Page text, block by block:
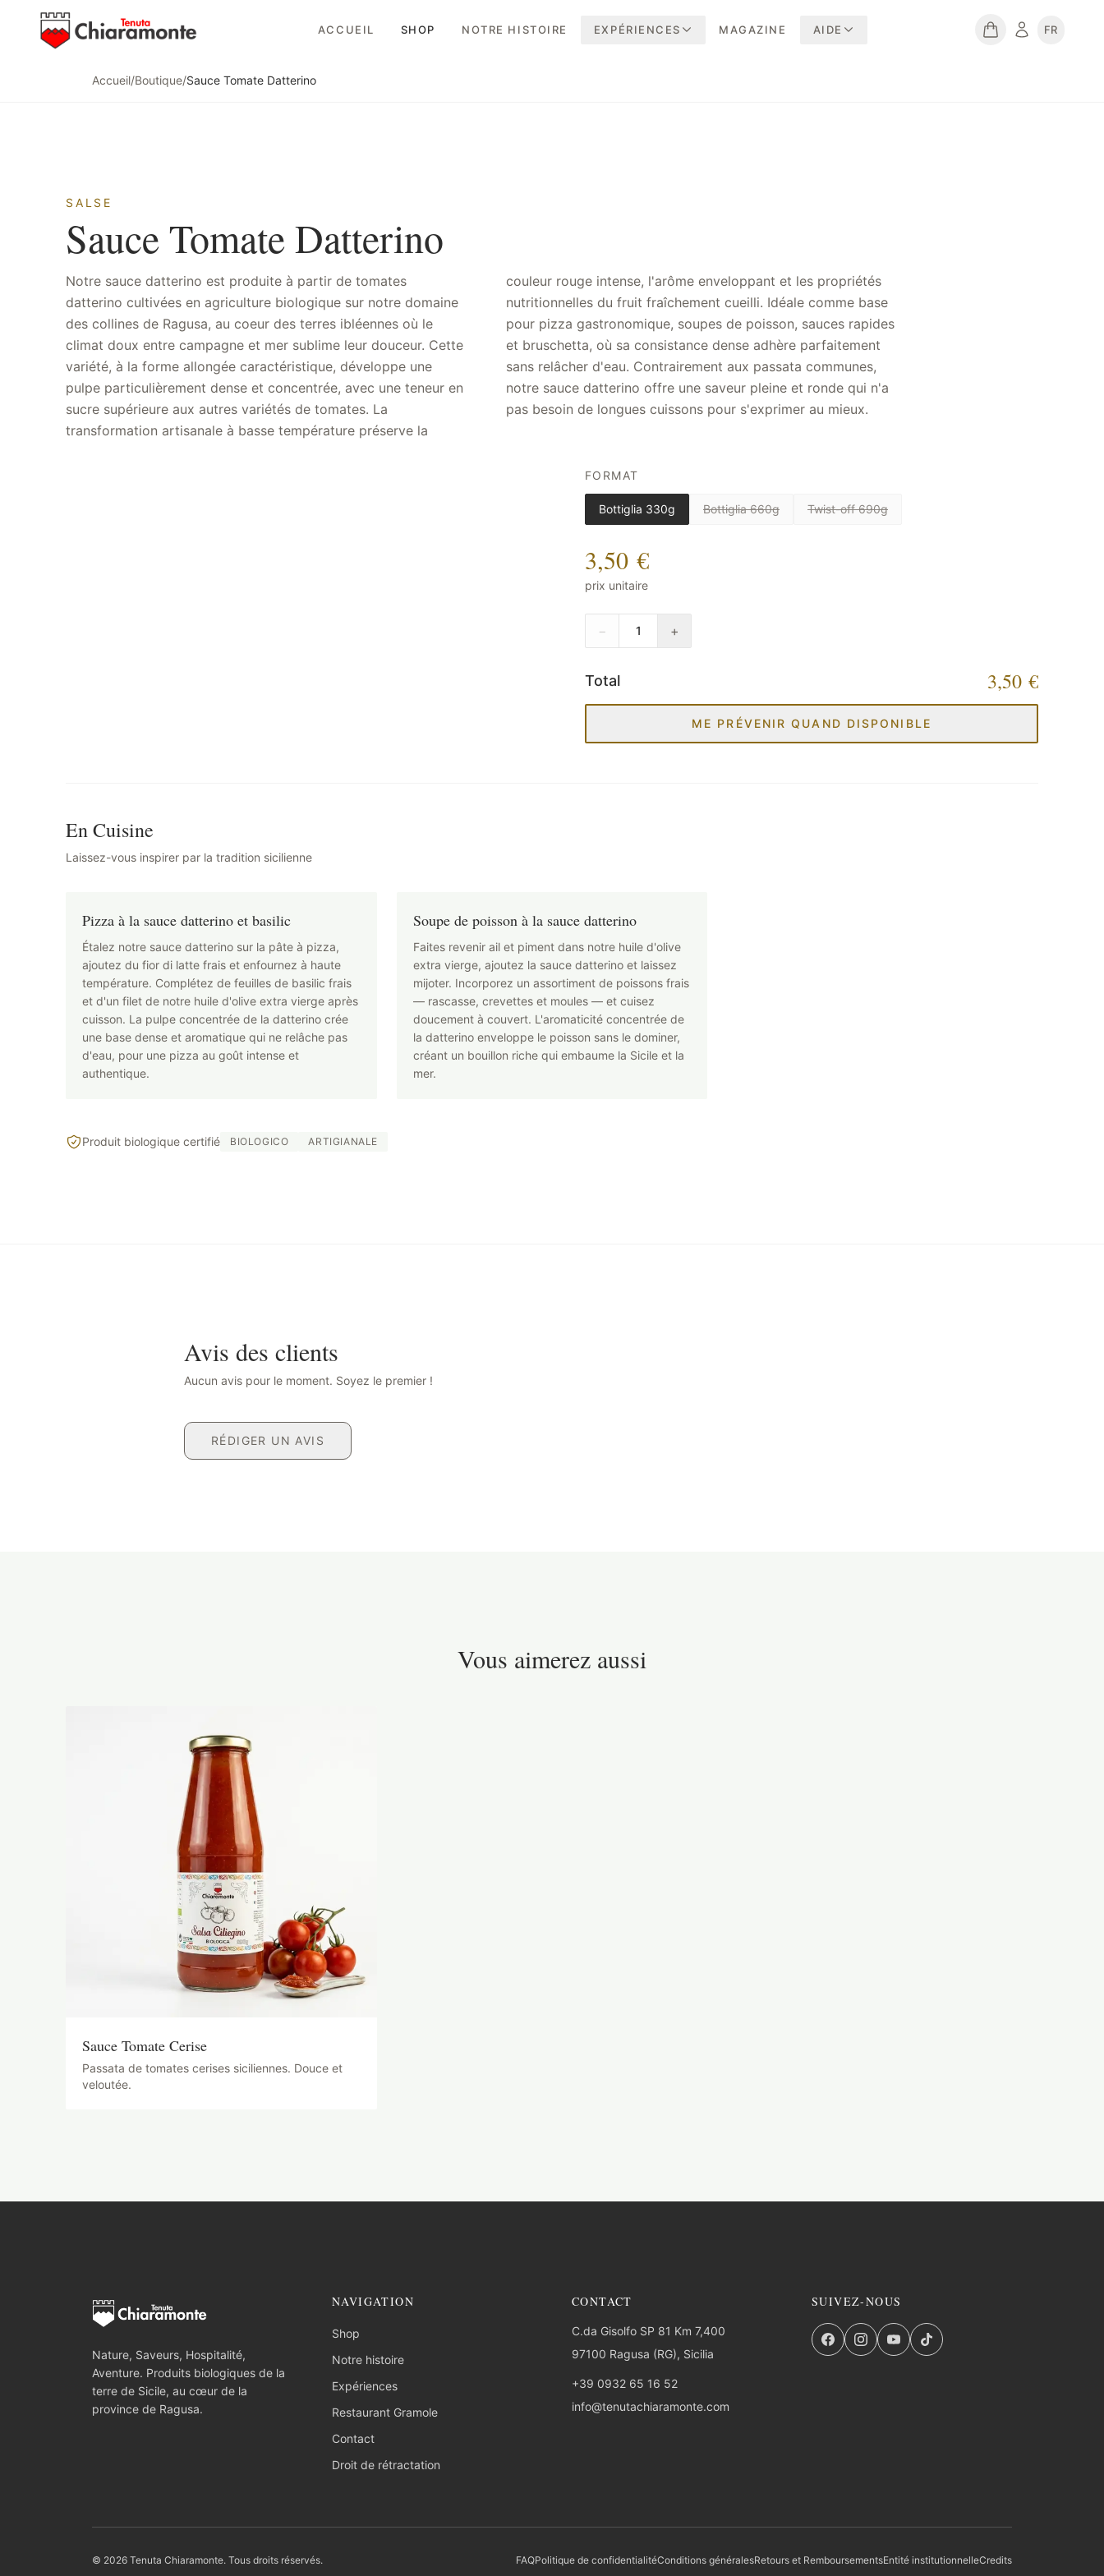
ACCUEIL SHOP NOTRE HISTOIRE EXPÉRIENCES MAGAZINE AIDE FR
Accueil/Boutique/Sauce Tomate Datterino
SALSE
Sauce Tomate Datterino
Notre sauce datterino est produite à partir de tomates
datterino cultivées en agriculture biologique sur notre domaine
des collines de Ragusa, au coeur des terres ibléennes où le
climat doux entre campagne et mer sublime leur douceur. Cette
variété, à la forme allongée caractéristique, développe une
pulpe particulièrement dense et concentrée, avec une teneur en
sucre supérieure aux autres variétés de tomates. La
transformation artisanale à basse température préserve la
couleur rouge intense, l'arôme enveloppant et les propriétés
nutritionnelles du fruit fraîchement cueilli. Idéale comme base
pour pizza gastronomique, soupes de poisson, sauces rapides
et bruschetta, où sa consistance dense adhère parfaitement
sans relâcher d'eau. Contrairement aux passata communes,
notre sauce datterino offre une saveur pleine et ronde qui n'a
pas besoin de longues cuissons pour s'exprimer au mieux.
FORMAT
Bottiglia 330g Bottiglia 660g Twist-off 690g
3,50 €
prix unitaire
− 1 +
Total 3,50 €
ME PRÉVENIR QUAND DISPONIBLE
En Cuisine
Laissez-vous inspirer par la tradition sicilienne
Pizza à la sauce datterino et basilic
Étalez notre sauce datterino sur la pâte à pizza,
ajoutez du fior di latte frais et enfournez à haute
température. Complétez de feuilles de basilic frais
et d'un filet de notre huile d'olive extra vierge après
cuisson. La pulpe concentrée de la datterino crée
une base dense et aromatique qui ne relâche pas
d'eau, pour une pizza au goût intense et
authentique.
Soupe de poisson à la sauce datterino
Faites revenir ail et piment dans notre huile d'olive
extra vierge, ajoutez la sauce datterino et laissez
mijoter. Incorporez un assortiment de poissons frais
— rascasse, crevettes et moules — et cuisez
doucement à couvert. L'aromaticité concentrée de
la datterino enveloppe le poisson sans le dominer,
créant un bouillon riche qui embaume la Sicile et la
mer.
Produit biologique certifié BIOLOGICO ARTIGIANALE
Avis des clients
Aucun avis pour le moment. Soyez le premier !
RÉDIGER UN AVIS
Vous aimerez aussi
Sauce Tomate Cerise
Passata de tomates cerises siciliennes. Douce et
veloutée.
Nature, Saveurs, Hospitalité,
Aventure. Produits biologiques de la
terre de Sicile, au cœur de la
province de Ragusa.
NAVIGATION
Shop
Notre histoire
Expériences
Restaurant Gramole
Contact
Droit de rétractation
CONTACT
C.da Gisolfo SP 81 Km 7,400
97100 Ragusa (RG), Sicilia
+39 0932 65 16 52
info@tenutachiaramonte.com
SUIVEZ-NOUS
© 2026 Tenuta Chiaramonte. Tous droits réservés. FAQPolitique de confidentialitéConditions généralesRetours et RemboursementsEntité institutionnelleCredits